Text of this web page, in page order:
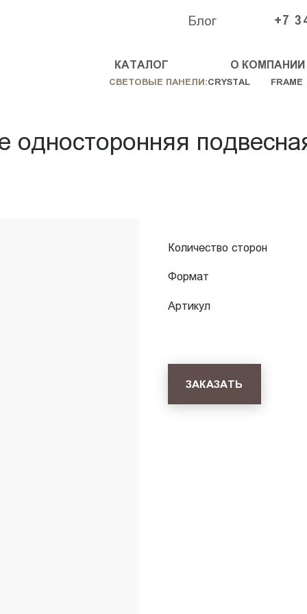
Блог +7
КАТАЛОГ О КОМПАНИИ
СВЕТОВЫЕ ПАНЕЛИ:CRYSTAL FRAME
односторонняя
Количество сторон
Формат
Артикул
ЗАКАЗАТЬ